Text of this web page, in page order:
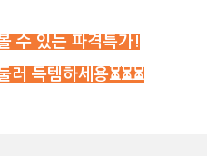
수 있는 파격특가!
러 득템하세용⏳⏳⏳